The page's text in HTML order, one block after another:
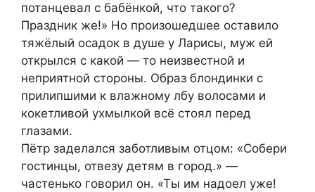
потанцевал с бабёнкой, что такого?
Праздник же!» Но произошедшее оставило
тяжёлый осадок в душе у Ларисы, муж ей
открылся с какой — то неизвестной и
неприятной стороны. Образ блондинки с
прилипшими к влажному лбу волосами и
кокетливой ухмылкой всё стоял перед
глазами.
Пётр заделался заботливым отцом: «Собери
гостинцы, отвезу детям в город.» —
частенько говорил он. «Ты им надоел уже!